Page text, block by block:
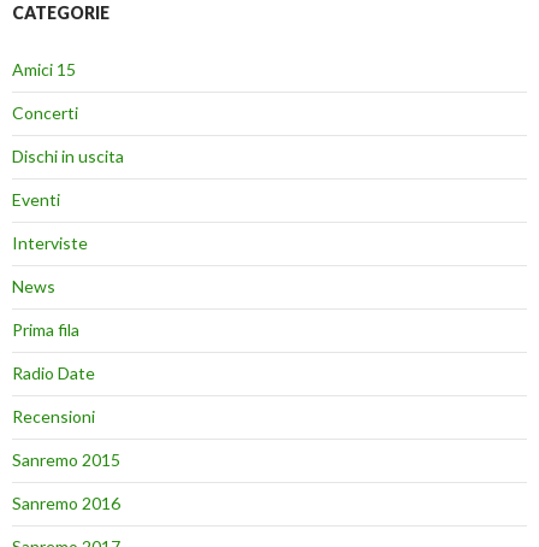
CATEGORIE
Amici 15
Concerti
Dischi in uscita
Eventi
Interviste
News
Prima fila
Radio Date
Recensioni
Sanremo 2015
Sanremo 2016